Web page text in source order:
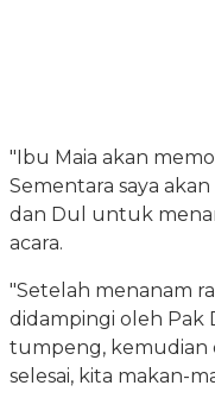
"Ibu Maia akan
Sementara saya
dan Dul untuk
acara.
"Setelah menanam
didampingi oleh Pak
tumpeng, kemudian
selesai, kita makan-